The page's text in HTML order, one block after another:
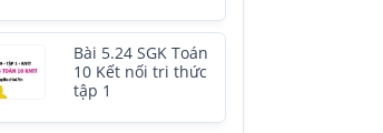
Bài 5.24 SGK Toán
10 Kết nối tri thức
tập 1